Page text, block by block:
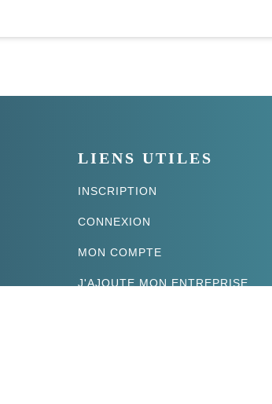
LIENS UTILES
INSCRIPTION
CONNEXION
MON COMPTE
J'AJOUTE MON ENTREPRISE